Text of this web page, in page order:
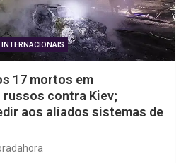
INTERNACIONAIS
17 mortos em
russos contra Kiev;
aos aliados sistemas de